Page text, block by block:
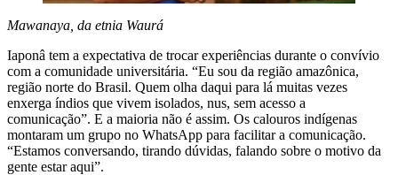
Mawanaya, da etnia Waurá
Iaponâ tem a expectativa de trocar experiências durante o convívio
com a comunidade universitária. “Eu sou da região amazônica,
região norte do Brasil. Quem olha daqui para lá muitas vezes
enxerga índios que vivem isolados, nus, sem acesso a
comunicação”. E a maioria não é assim. Os calouros indígenas
montaram um grupo no WhatsApp para facilitar a comunicação.
“Estamos conversando, tirando dúvidas, falando sobre o motivo da
gente estar aqui”.